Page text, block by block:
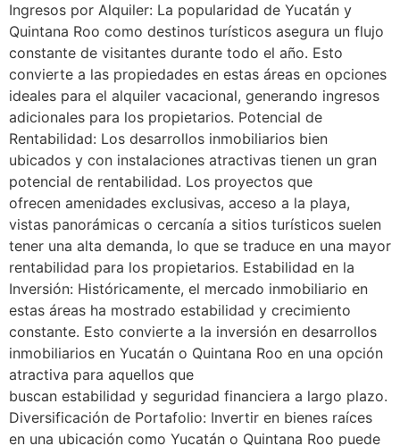
Ingresos por Alquiler: La popularidad de Yucatán y
Quintana Roo como destinos turísticos asegura un flujo
constante de visitantes durante todo el año. Esto
convierte a las propiedades en estas áreas en opciones
ideales para el alquiler vacacional, generando ingresos
adicionales para los propietarios. Potencial de
Rentabilidad: Los desarrollos inmobiliarios bien
ubicados y con instalaciones atractivas tienen un gran
potencial de rentabilidad. Los proyectos que
ofrecen amenidades exclusivas, acceso a la playa,
vistas panorámicas o cercanía a sitios turísticos suelen
tener una alta demanda, lo que se traduce en una mayor
rentabilidad para los propietarios. Estabilidad en la
Inversión: Históricamente, el mercado inmobiliario en
estas áreas ha mostrado estabilidad y crecimiento
constante. Esto convierte a la inversión en desarrollos
inmobiliarios en Yucatán o Quintana Roo en una opción
atractiva para aquellos que
buscan estabilidad y seguridad financiera a largo plazo.
Diversificación de Portafolio: Invertir en bienes raíces
en una ubicación como Yucatán o Quintana Roo puede